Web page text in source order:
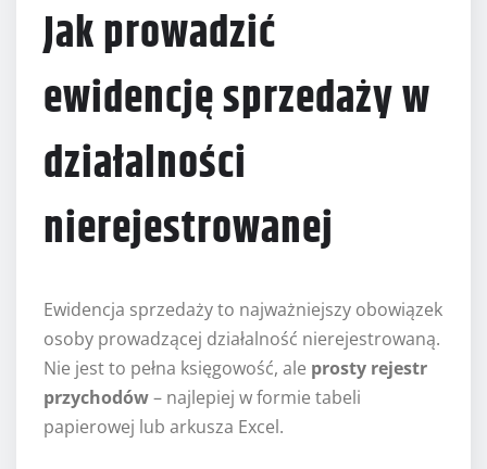
Jak prowadzić
ewidencję sprzedaży w
działalności
nierejestrowanej
Ewidencja sprzedaży to najważniejszy obowiązek
osoby prowadzącej działalność nierejestrowaną.
Nie jest to pełna księgowość, ale prosty rejestr
przychodów– najlepiej w formie tabeli
papierowej lub arkusza Excel.